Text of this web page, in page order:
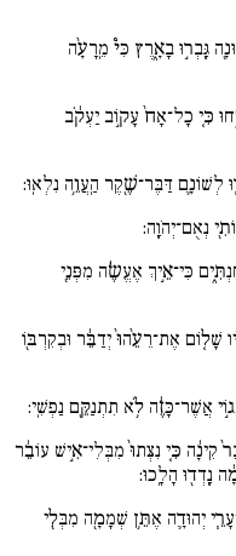
גָּֽבְר֣וּ בָאָ֑רֶץ כִּי֩ מֵֽרָעָ֨ה
כִּ֚י כָל־אָח֙ עָק֣וֹב יַעְקֹ֔ב
לְשׁוֹנָ֛ם דַּבֶּר־שֶׁ֖קֶר הַֽעֲוֵ֥ה נִלְאֽוּ:
נְאֻם־יְהֹוָֽה:
כִּי־אֵ֣יךְ אֶעֱשֶׂ֔ה מִפְּנֵ֖י
שָׁל֚וֹם אֶת־רֵעֵ֙הוּ֙ יְדַבֵּ֔ר וּבְקִרְבּ֖וֹ
אֲשֶׁר־כָּזֶ֔ה לֹ֥א תִתְנַקֵּ֖ם נַפְשִֽׁי:
קִינָ֔ה כִּ֚י נִצְּתוּ֙ מִבְּלִי־אִ֣ישׁ עוֹבֵ֔ר
נָֽדְד֖וּ הָלָֽכוּ:
יְהוּדָ֛ה אֶתֵּ֥ן שְׁמָמָ֖ה מִבְּלִ֖י